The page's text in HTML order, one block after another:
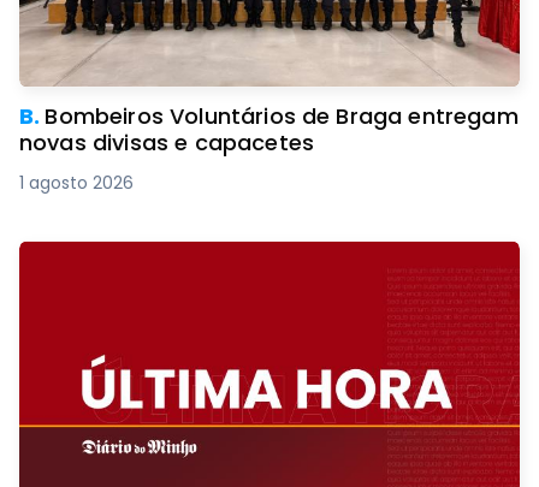
B. Bombeiros Voluntários de Braga entregam
novas divisas e capacetes
1 agosto 2026